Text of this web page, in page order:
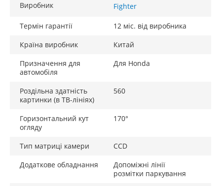
Виробник Fighter
Термін гарантії
12 міс. від виробника
Країна виробник
Китай
Призначення для
автомобіля
Для Honda
Роздільна здатність
картинки (в ТВ-лініях)
560
Горизонтальний кут
огляду
170°
Тип матриці камери
CCD
Додаткове обладнання
Допоміжні лінії
розмітки паркування